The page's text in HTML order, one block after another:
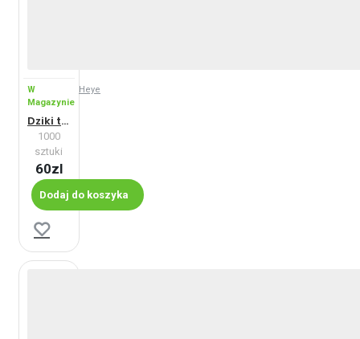
W
Magazynie
Heye
Dziki tygrys
1000
sztuki
60zl
Dodaj do koszyka